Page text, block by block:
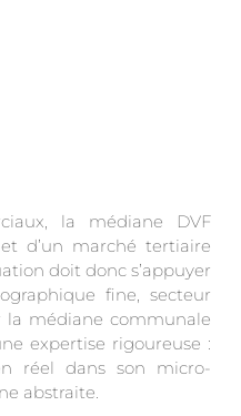
la médiane DVF
d’un marché tertiaire
doit donc s’appuyer
fine, secteur
médiane communale
expertise rigoureuse :
réel dans son micro-
abstraite.